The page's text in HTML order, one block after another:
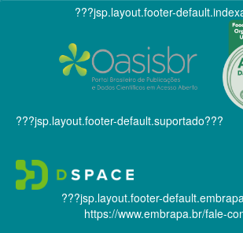
???jsp.layout.footer-
???jsp.layout.footer-default.suportado???
???jsp.layout.footer-
https://www.embrapa.br/fale-